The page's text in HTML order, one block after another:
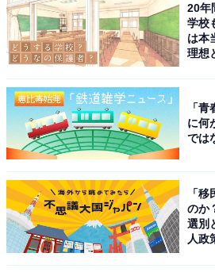
自分の招待コードはどこで確認
20年
学校
は本
理想
「
に何
では
「
のか
選別
人政